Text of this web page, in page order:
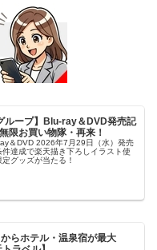
ループ】Blu-ray＆DVD発売記
限お買い物隊・再来！
＆DVD 2026年7月29日（水）発売
達成で楽天描き下ろしイラスト使
グッズが当たる！
らホテル・温泉宿が最大